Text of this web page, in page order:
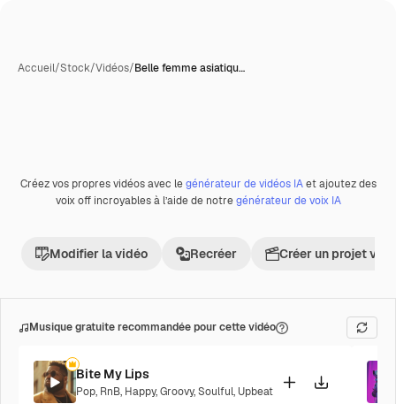
Accueil/Stock/Vidéos/Belle femme asiatiqu…
Premium
Créez vos propres vidéos avec legénérateur de vidéos IAet ajoutez des
voix off incroyables à l’aide de notregénérateur de voix IA
Modifier la vidéo Recréer Créer un projet
Musique gratuite recommandée pour cette vidéo
Bite My Lips
Pop, RnB, Happy,Groovy,Soulful, Upbeat